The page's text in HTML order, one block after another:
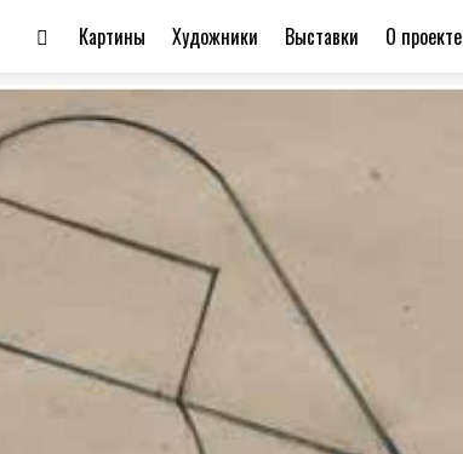
О проекте
Выставки
Художники
Картины